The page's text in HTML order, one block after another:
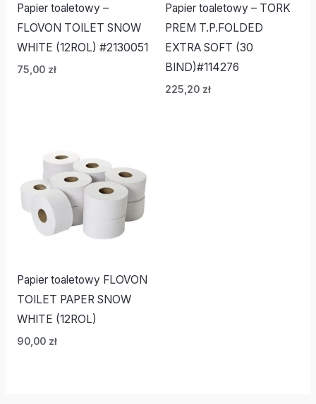
Papier toaletowy –
FLOVON TOILET SNOW
WHITE (12ROL) #2130051
75,00 zł
Papier toaletowy – TORK
PREM T.P.FOLDED
EXTRA SOFT (30
BIND)#114276
225,20 zł
Papier toaletowy FLOVON
TOILET PAPER SNOW
WHITE (12ROL)
90,00 zł